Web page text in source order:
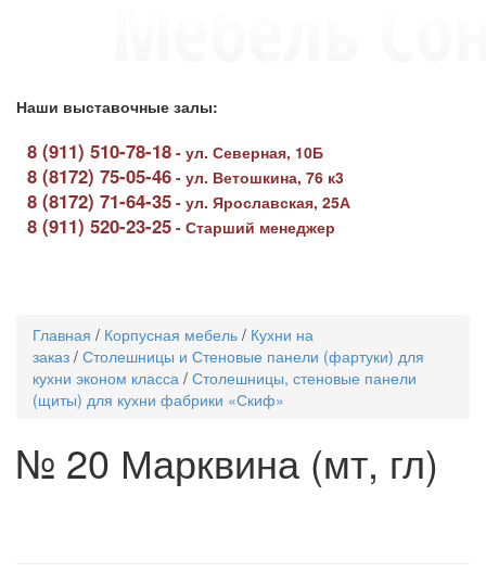
Наши выставочные залы:
8 (911) 510-78-18 - ул. Северная, 10Б
8 (8172) 75-05-46 - ул. Ветошкина, 76 к3
8 (8172) 71-64-35 - ул. Ярославская, 25А
8 (911) 520-23-25 - Старший менеджер
Главная / Корпусная мебель / Кухни на
заказ / Столешницы и Стеновые панели (фартуки) для
кухни эконом класса / Столешницы, стеновые панели
(щиты) для кухни фабрики «Скиф»
№ 20 Марквина (мт, гл)